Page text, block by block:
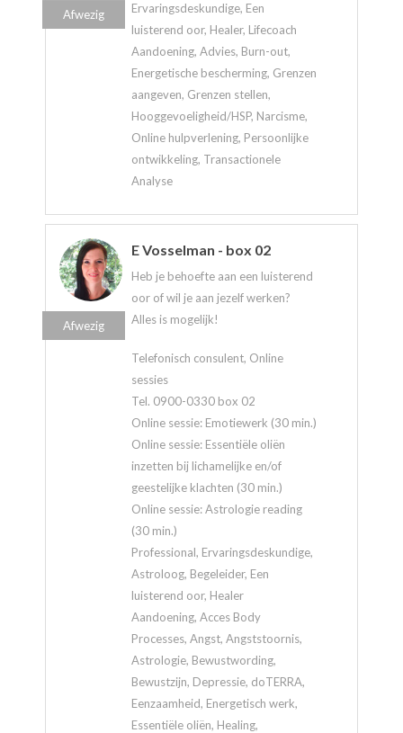
Ervaringsdeskundige, Een
luisterend oor, Healer, Lifecoach
Aandoening, Advies, Burn-out,
Energetische bescherming, Grenzen
aangeven, Grenzen stellen,
Hooggevoeligheid/HSP, Narcisme,
Online hulpverlening, Persoonlijke
ontwikkeling, Transactionele
Analyse
Afwezig
E Vosselman - box 02
Heb je behoefte aan een luisterend
oor of wil je aan jezelf werken?
Alles is mogelijk!
Telefonisch consulent, Online
sessies
Tel. 0900-0330 box 02
Online sessie: Emotiewerk (30 min.)
Online sessie: Essentiële oliën
inzetten bij lichamelijke en/of
geestelijke klachten (30 min.)
Online sessie: Astrologie reading
(30 min.)
Professional, Ervaringsdeskundige,
Astroloog, Begeleider, Een
luisterend oor, Healer
Aandoening, Acces Body
Processes, Angst, Angststoornis,
Astrologie, Bewustwording,
Bewustzijn, Depressie, doTERRA,
Eenzaamheid, Energetisch werk,
Essentiële oliën, Healing,
Afwezig